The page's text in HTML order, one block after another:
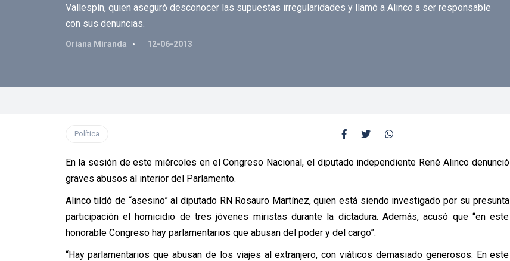
Vallespín, quien aseguró desconocer las supuestas irregularidades y llamó a Alinco a ser responsable
con sus denuncias.
Oriana Miranda 12-06-2013
Política
En la sesión de este miércoles en el Congreso Nacional, el diputado independiente René Alinco denunció
graves abusos al interior del Parlamento.
Alinco tildó de “asesino” al diputado RN Rosauro Martínez, quien está siendo investigado por su presunta
participación el homicidio de tres jóvenes miristas durante la dictadura. Además, acusó que “en este
honorable Congreso hay parlamentarios que abusan del poder y del cargo”.
“Hay parlamentarios que abusan de los viajes al extranjero, con viáticos demasiado generosos. En este